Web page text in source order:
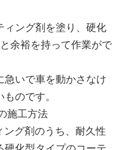
ィング剤を塗り、硬化
余裕を持って作業がで
急いで車を動かさなけ
のです。
施工方法
ング剤のうち、耐久性